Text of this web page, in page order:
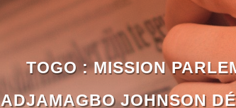
TOGO : MISSION
ADJAMAGBO JOHNSON